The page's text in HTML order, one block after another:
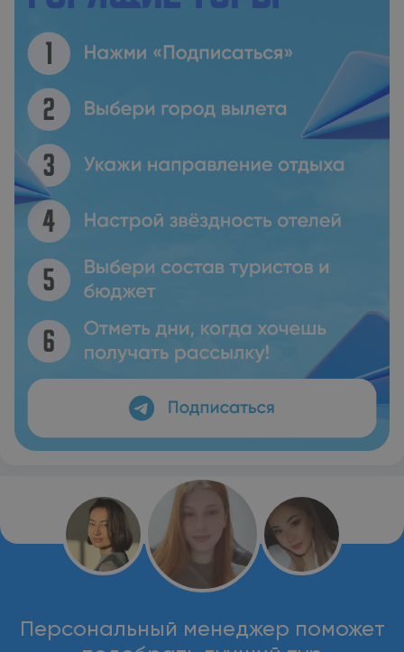
Персональный менеджер поможет